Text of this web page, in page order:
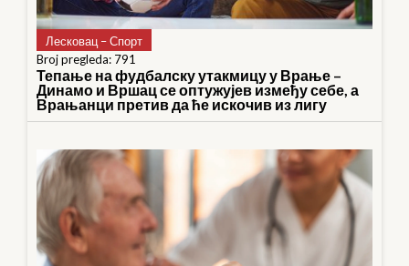
Лесковац – Спорт
Broj pregleda: 791
Тепање на фудбалску утакмицу у Врање –
Динамо и Вршац се оптужујев између себе, а
Врањанци претив да ће искочив из лигу